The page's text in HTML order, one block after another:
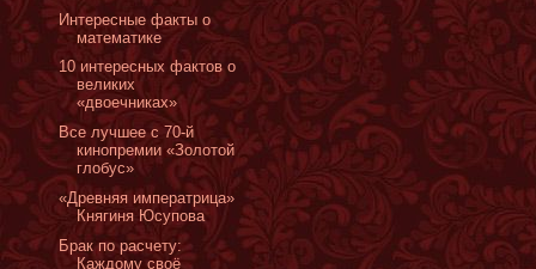
Интересные факты о
математике
10 интересных фактов о
великих
«двоечниках»
Все лучшее с 70-й
кинопремии «Золотой
глобус»
«Древняя императрица»
Княгиня Юсупова
Брак по расчету:
Каждому своё